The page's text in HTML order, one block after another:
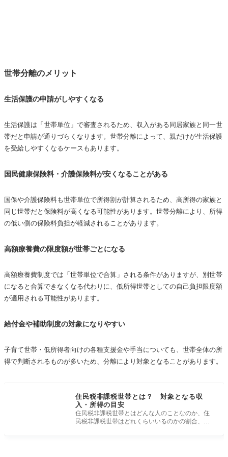
世帯分離のメリット
生活保護の申請がしやすくなる
生活保護は「世帯単位」で審査されるため、収入がある同居家族と同一世
帯だと申請が通りづらくなります。世帯分離によって、親だけが生活保護
を受給しやすくなるケースもあります。
国民健康保険料・介護保険料が安くなることがある
国保や介護保険料も世帯単位で所得割が計算されるため、高所得の家族と
同じ世帯だと保険料が高くなる可能性があります。世帯分離により、所得
の低い側の保険料負担が軽減されることがあります。
高額療養費の限度額が世帯ごとになる
高額療養費制度では「世帯単位で合算」される条件がありますが、別世帯
になると合算できなくなる代わりに、低所得世帯としての自己負担限度額
が適用される可能性があります。
給付金や補助制度の対象になりやすい
子育て世帯・低所得者向けの各種支援金や手当についても、世帯全体の所
得で判断されるものが多いため、分離により対象となることがあります。
住民税非課税世帯とは？ 対象となる収
入・所得の目安
住民税非課税世帯とはどんな人のことなのか、住
民税非課税世帯はどれくらいいるのかの割合、住